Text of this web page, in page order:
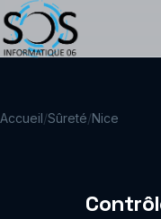
Accueil/Sûreté/Nice